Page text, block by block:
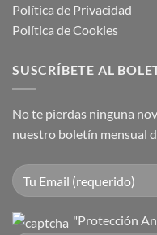
Política de Privacidad
Política de Cookies
SUSCRÍBETE AL
No te pierdas ninguna
nuestro boletín mensual
"Protección